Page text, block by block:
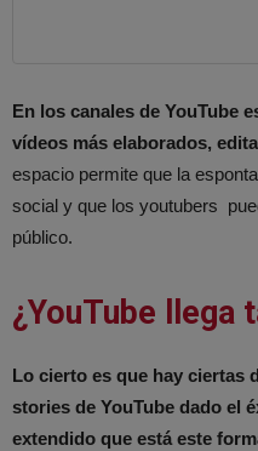
En los canales de YouTube
vídeos más elaborados,
espacio permite que la
social y que los youtubers
público.
¿YouTube llega
Lo cierto es que hay ciertas
stories de YouTube dado el
extendido que está este